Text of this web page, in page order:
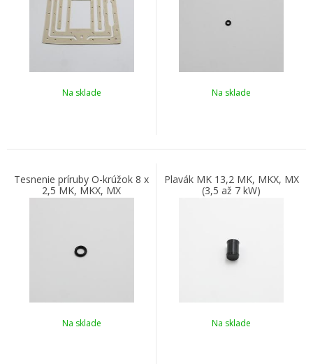
Na sklade Na sklade
Tesnenie príruby O-krúžok 8 x
2,5 MK, MKX, MX
Na sklade
Plavák MK 13,2 MK, MKX, MX
(3,5 až 7 kW)
Na sklade